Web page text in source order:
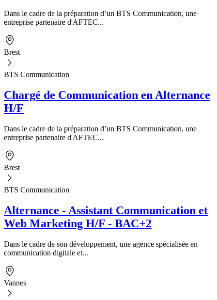
Dans le cadre de la préparation d’un BTS Communication, une
entreprise partenaire d'AFTEC...
Brest
BTS Communication
Chargé de Communication en Alternance
H/F
Dans le cadre de la préparation d’un BTS Communication, une
entreprise partenaire d'AFTEC...
Brest
BTS Communication
Alternance - Assistant Communication et
Web Marketing H/F - BAC+2
Dans le cadre de son développement, une agence spécialisée en
communication digitale et...
Vannes